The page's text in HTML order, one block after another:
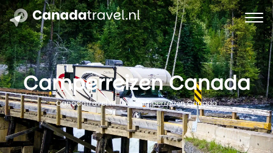
Camperreizen Canada
Canadatravel.nl Camperreizen Canada